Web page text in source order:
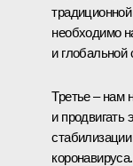
необходимо
и глобальной
Третье – нам
и продвигать